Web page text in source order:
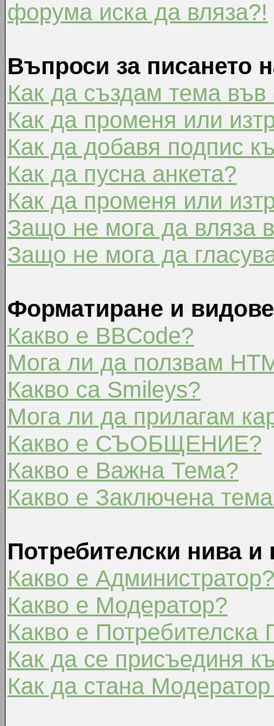
форума иска да вляза?!
Въпроси за писането
Как да създам тема
Как да променя или
Как да добавя подпис
Как да пусна анкета?
Как да променя или
Защо не мога да вляза
Защо не мога да
Форматиране и
Какво е BBCode?
Мога ли да ползвам
Какво са Smileys?
Мога ли да прилагам
Какво е СЪОБЩЕНИЕ?
Какво е Важна Тема?
Какво е Заключена
Потребителски нива и
Какво е Администратор?
Какво е Модератор?
Какво е Потребителска
Как да се присъединя
Как да стана